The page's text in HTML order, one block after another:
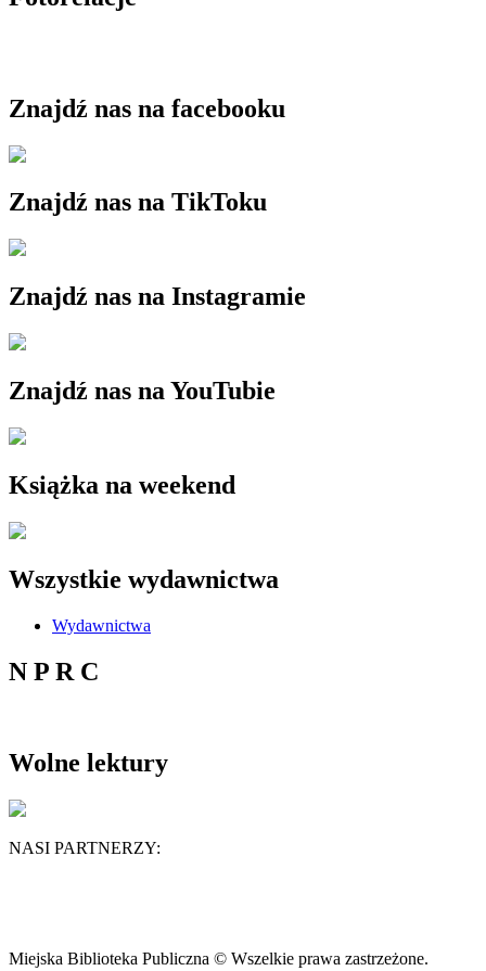
Znajdź nas na facebooku
Znajdź nas na TikToku
Znajdź nas na Instagramie
Znajdź nas na YouTubie
Książka na weekend
Wszystkie wydawnictwa
Wydawnictwa
N P R C
Wolne lektury
NASI PARTNERZY:
Miejska Biblioteka Publiczna © Wszelkie prawa zastrzeżone.